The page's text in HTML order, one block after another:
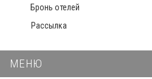
Бронь отелей
Рассылка
МЕНЮ